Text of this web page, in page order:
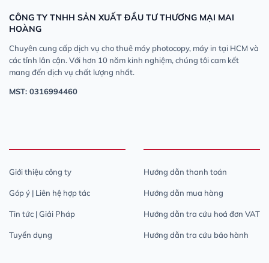
CÔNG TY TNHH SẢN XUẤT ĐẦU TƯ THƯƠNG MẠI MAI
HOÀNG
Chuyên cung cấp dịch vụ cho thuê máy photocopy, máy in tại HCM và
các tỉnh lân cận. Với hơn 10 năm kinh nghiệm, chúng tôi cam kết
mang đến dịch vụ chất lượng nhất.
MST: 0316994460
Giới thiệu công ty
Góp ý | Liên hệ hợp tác
Tin tức | Giải Pháp
Tuyển dụng
Hướng dẫn thanh toán
Hướng dẫn mua hàng
Hướng dẫn tra cứu hoá đơn VAT
Hướng dẫn tra cứu bảo hành